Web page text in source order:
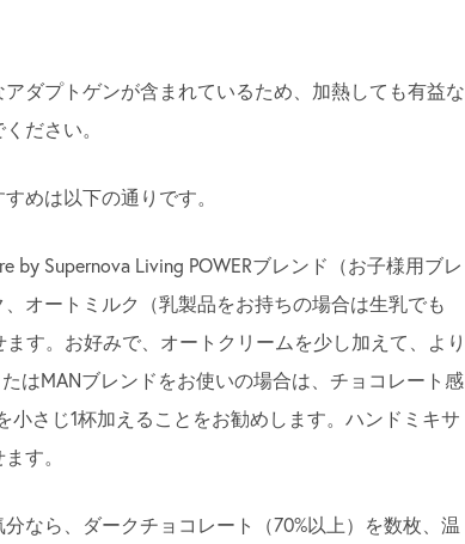
ダプトゲンが含まれているため、加熱しても有益な
ださい。
めは以下の通りです。
by Supernova Living POWERブレンド（お子様用ブレ
オートミルク（乳製品をお持ちの場合は生乳でも
す。お好みで、オートクリームを少し加えて、より
はMANブレンドをお使いの場合は、チョコレート感
さじ1杯加えることをお勧めします。ハンドミキサ
す。
なら、ダークチョコレート（70%以上）を数枚、温